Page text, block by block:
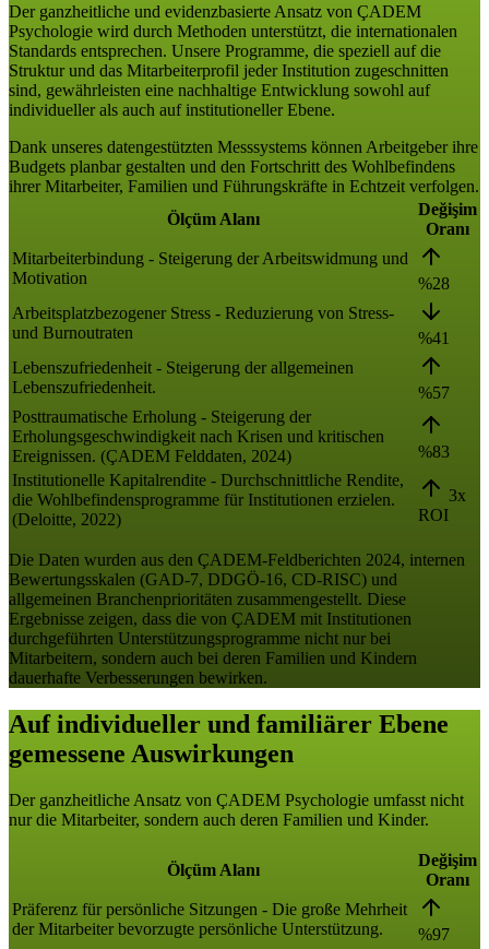
Der ganzheitliche und evidenzbasierte Ansatz von ÇADEM
Psychologie wird durch Methoden unterstützt, die internationalen
Standards entsprechen. Unsere Programme, die speziell auf die
Struktur und das Mitarbeiterprofil jeder Institution zugeschnitten
sind, gewährleisten eine nachhaltige Entwicklung sowohl auf
individueller als auch auf institutioneller Ebene.
Dank unseres datengestützten Messsystems können Arbeitgeber ihre
Budgets planbar gestalten und den Fortschritt des Wohlbefindens
ihrer Mitarbeiter, Familien und Führungskräfte in Echtzeit verfolgen.
Ölçüm Alanı
Değişim
Oranı
Mitarbeiterbindung - Steigerung der Arbeitswidmung und
Motivation
%28
Arbeitsplatzbezogener Stress - Reduzierung von Stress-
und Burnoutraten
%41
Lebenszufriedenheit - Steigerung der allgemeinen
Lebenszufriedenheit.
%57
Posttraumatische Erholung - Steigerung der
Erholungsgeschwindigkeit nach Krisen und kritischen
Ereignissen. (ÇADEM Felddaten, 2024)
%83
Institutionelle Kapitalrendite - Durchschnittliche Rendite,
die Wohlbefindensprogramme für Institutionen erzielen.
(Deloitte, 2022)
3x
ROI
Die Daten wurden aus den ÇADEM-Feldberichten 2024, internen
Bewertungsskalen (GAD-7, DDGÖ-16, CD-RISC) und
allgemeinen Branchenprioritäten zusammengestellt. Diese
Ergebnisse zeigen, dass die von ÇADEM mit Institutionen
durchgeführten Unterstützungsprogramme nicht nur bei
Mitarbeitern, sondern auch bei deren Familien und Kindern
dauerhafte Verbesserungen bewirken.
Auf individueller und familiärer Ebene
gemessene Auswirkungen
Der ganzheitliche Ansatz von ÇADEM Psychologie umfasst nicht
nur die Mitarbeiter, sondern auch deren Familien und Kinder.
Ölçüm Alanı
Değişim
Oranı
Präferenz für persönliche Sitzungen - Die große Mehrheit
der Mitarbeiter bevorzugte persönliche Unterstützung.
%97